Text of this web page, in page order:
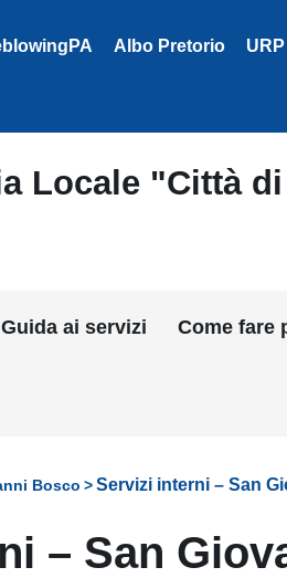
Albo Pretorio URP
Locale "Città
Guida ai servizi Come fare
Bosco Servizi interni – San
– San